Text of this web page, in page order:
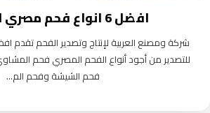
افضل 6 انواع فحم مصري للتصدير
للتصدير من أجود أنواع الفحم المصري فحم
فحم الشيشة وفحم الم...